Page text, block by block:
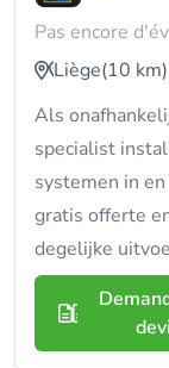
Pas encore
Liège(10 km)
Als
specialist
systemen in
gratis offerte
degelijke